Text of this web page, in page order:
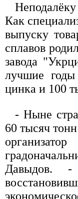
Как
выпуску
сплавов
завода
лучшие
цинка и 100
- Ныне
60 тысяч
Давыдов.